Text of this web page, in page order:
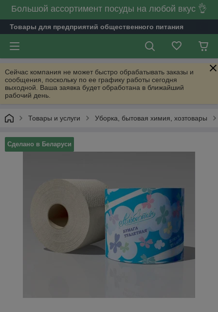
Большой ассортимент посуды на любой вкус 👌
Товары для предприятий общественного питания
Сейчас компания не может быстро обрабатывать заказы и
сообщения, поскольку по ее графику работы сегодня
выходной. Ваша заявка будет обработана в ближайший
рабочий день.
Товары и услуги Уборка, бытовая химия, хозтовары
Сделано в Беларуси